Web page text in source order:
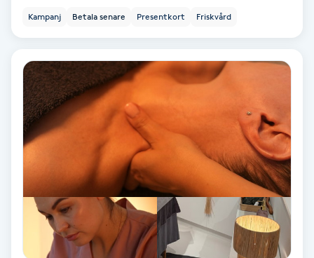
Huduppstramning
Hyaluronsyra
Hyperhidros
Hypnos
Hårborttagning
Hårbottenbehandling
Kampanj Betala senare Presentkort Friskvård